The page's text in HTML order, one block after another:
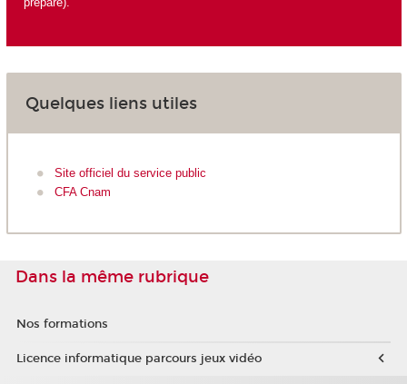
Quelques liens utiles
Site officiel du service public
CFA Cnam
Dans la même rubrique
Nos formations
Licence informatique parcours jeux vidéo